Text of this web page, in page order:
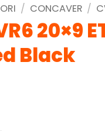
/ CONCAVER /
20×9
Black